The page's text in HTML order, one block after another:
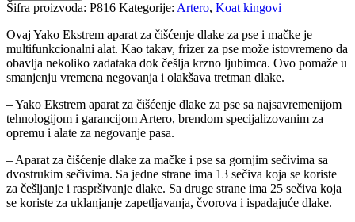
Šifra proizvoda: P816 Kategorije: Artero, Koat kingovi
Ovaj Yako Ekstrem aparat za čišćenje dlake za pse i mačke je
multifunkcionalni alat. Kao takav, frizer za pse može istovremeno da
obavlja nekoliko zadataka dok češlja krzno ljubimca. Ovo pomaže u
smanjenju vremena negovanja i olakšava tretman dlake.
– Yako Ekstrem aparat za čišćenje dlake za pse sa najsavremenijom
tehnologijom i garancijom Artero, brendom specijalizovanim za
opremu i alate za negovanje pasa.
– Aparat za čišćenje dlake za mačke i pse sa gornjim sečivima sa
dvostrukim sečivima. Sa jedne strane ima 13 sečiva koja se koriste
za češljanje i raspršivanje dlake. Sa druge strane ima 25 sečiva koja
se koriste za uklanjanje zapetljavanja, čvorova i ispadajuće dlake.